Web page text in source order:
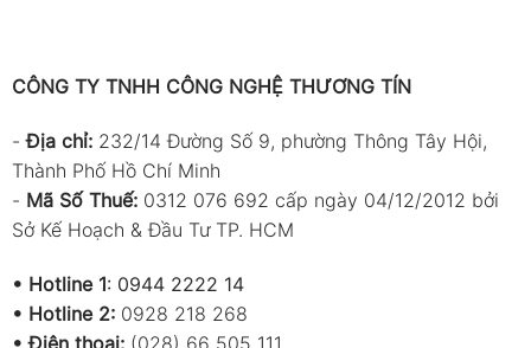
CÔNG TY TNHH CÔNG NGHỆ THƯƠNG TÍN
-Địa chỉ: 232/14 Đường Số 9, phường Thông Tây Hội,
Thành Phố Hồ Chí Minh
- Mã Số Thuế: 0312 076 692 cấp ngày 04/12/2012 bởi
Sở Kế Hoạch & Đầu Tư TP. HCM
• Hotline 1: 0944 2222 14
• Hotline 2: 0928 218 268
• Điện thoại: (028) 66 505 111